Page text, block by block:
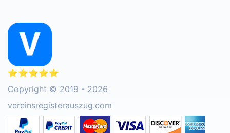
⭐⭐⭐⭐⭐
Copyright © 2019 - 2026
vereinsregisterauszug.com